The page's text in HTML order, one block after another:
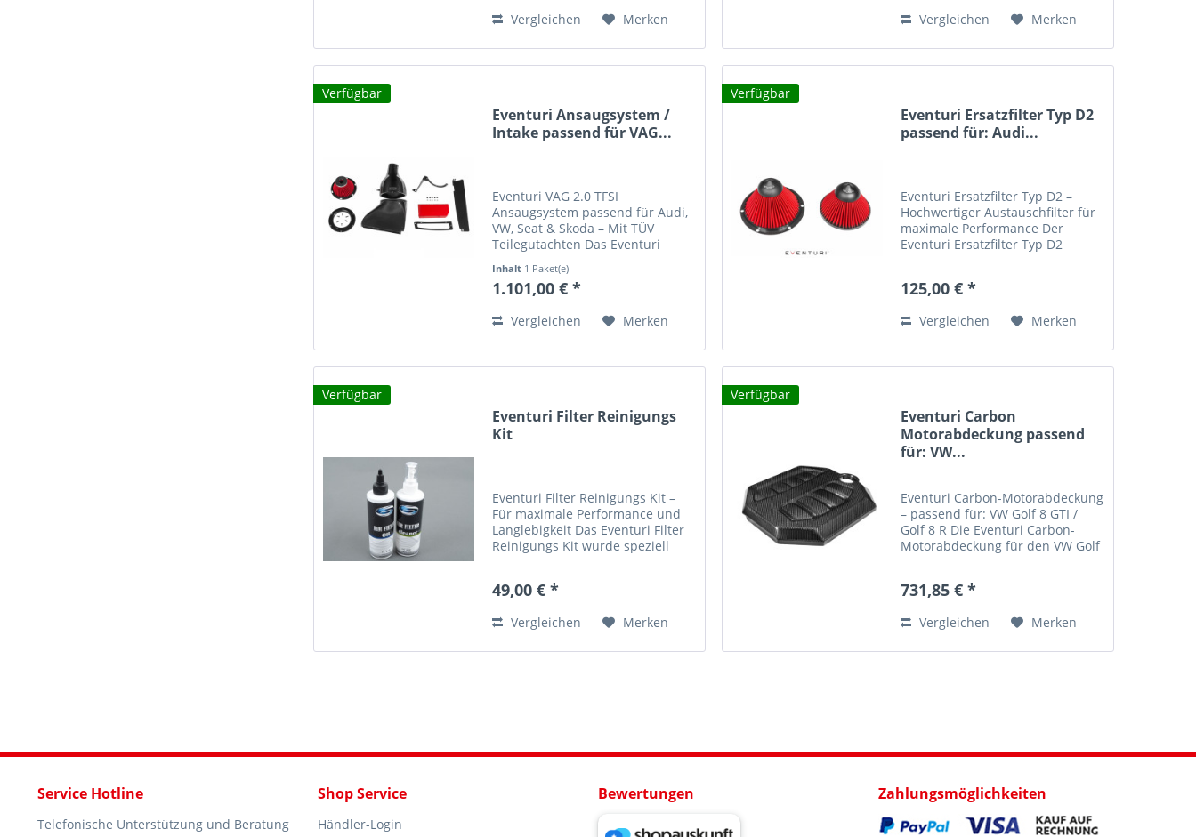
des...Vergleichen Merken
das...Vergleichen Merken
Verfügbar
Eventuri Ansaugsystem /
Intake passend für VAG...
Eventuri VAG 2.0 TFSI
Ansaugsystem passend für Audi,
VW, Seat & Skoda – Mit TÜV
Teilegutachten Das Eventuri
Motoren bietet maximale
Performance, hochwertigste
unverwechselbares...
Inhalt 1 Paket(e)
1.101,00 € *
Vergleichen Merken
Verfügbar
Eventuri Ersatzfilter Typ D2
passend für: Audi...
Eventuri Ersatzfilter Typ D2 –
Hochwertiger Austauschfilter für
maximale Performance Der
Eventuri Ersatzfilter Typ D2
Filtration entwickelt. Er eignet
125,00 € *
Vergleichen Merken
Verfügbar
Eventuri Filter Reinigungs
Kit
Eventuri Filter Reinigungs Kit –
Für maximale Performance und
Langlebigkeit Das Eventuri Filter
Reinigungs Kit wurde speziell
optimal zu pflegen. Eine
49,00 € *
Vergleichen Merken
Verfügbar
Eventuri Carbon
Motorabdeckung passend
für: VW...
Eventuri Carbon-Motorabdeckung
– passend für: VW Golf 8 GTI /
Golf 8 R Die Eventuri Carbon-
Motorabdeckung für den VW Golf
den Motorraum. Sie ersetzt die
731,85 € *
Vergleichen Merken
Service Hotline
Telefonische Unterstützung und Beratung
Shop Service
Händler-Login
Bewertungen Zahlungsmöglichkeiten